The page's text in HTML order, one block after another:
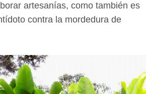
artesanías, como también es
contra la mordedura de